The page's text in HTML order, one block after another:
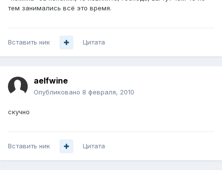
тем занимались всё это время.
Вставить ник Цитата
aelfwine
Опубликовано 8 февраля, 2010
скучно
Вставить ник Цитата